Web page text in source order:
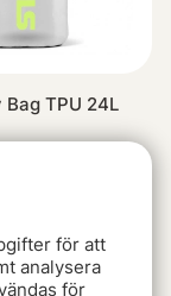
TPU 24L
för att
analysera
för